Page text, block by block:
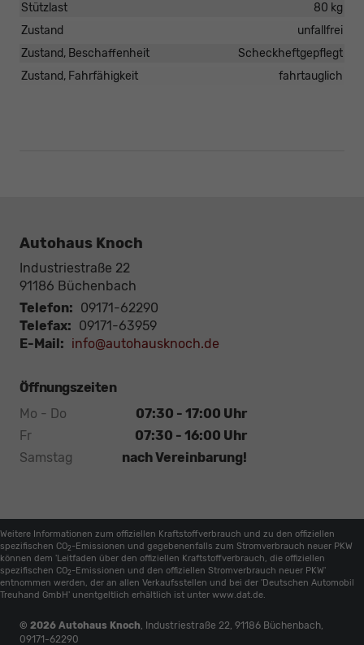
Stützlast
80 kg
Zustand
unfallfrei
Zustand, Beschaffenheit
Scheckheftgepflegt
Zustand, Fahrfähigkeit
fahrtauglich
Autohaus Knoch
Industriestraße 22
91186 Büchenbach
Telefon: 09171-62290
Telefax: 09171-63959
E-Mail: info@autohausknoch.de
Öffnungszeiten
Mo - Do
07:30 - 17:00 Uhr
Fr
07:30 - 16:00 Uhr
Samstag
nach Vereinbarung!
Weitere Informationen zum offiziellen Kraftstoffverbrauch und zu den offiziellen
spezifischen CO2 -Emissionen und gegebenenfalls zum Stromverbrauch neuer PKW
können dem 'Leitfaden über den offiziellen Kraftstoffverbrauch, die offiziellen
spezifischen CO2 -Emissionen und den offiziellen Stromverbrauch neuer PKW'
entnommen werden, der an allen Verkaufsstellen und bei der 'Deutschen Automobil
Treuhand GmbH' unentgeltlich erhältlich ist unter www.dat.de.
© 2026 Autohaus Knoch, Industriestraße 22, 91186 Büchenbach,
09171-62290